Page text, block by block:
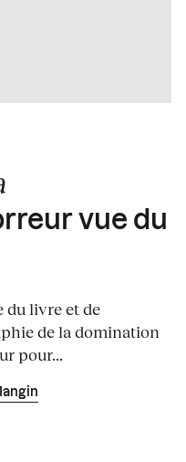
vue du
du livre et de
de la domination
pour...